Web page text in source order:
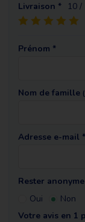
Livraison * 10 /
Prénom *
Nom de famille
Adresse e-mail *
Rester anonyme
Oui
Non
Votre avis en 1